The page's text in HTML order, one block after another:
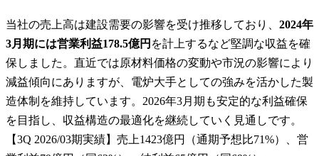
当社の売上高は建設需要の影響を受け推移しており、 2024年
3月期には営業利益178.5億円 を計上するなど堅調な収益を確
保しました。直近では原材料価格の変動や市況の影響により
減益傾向にありますが、電炉大手としての強みを活かした製
造体制を維持しています。2026年3月期も安定的な利益確保
を目指し、収益構造の最適化を継続していく見通しです。
【3Q 2026/03期実績】売上1423億円（通期予想比71%）、営